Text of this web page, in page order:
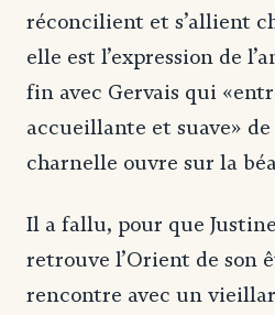
réconcilient et s’allient
elle est l’expression de
fin avec Gervais qui
accueillante et suave»
charnelle ouvre sur la
Il a fallu, pour que
retrouve l’Orient de son
rencontre avec un